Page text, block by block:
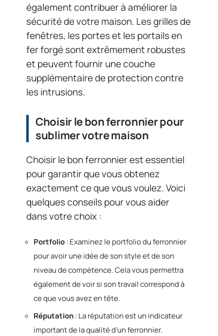
également contribuer à améliorer la
sécurité de votre maison. Les grilles de
fenêtres, les portes et les portails en
fer forgé sont extrêmement robustes
et peuvent fournir une couche
supplémentaire de protection contre
les intrusions.
Choisir le bon ferronnier pour
sublimer votre maison
Choisir le bon ferronnier est essentiel
pour garantir que vous obtenez
exactement ce que vous voulez. Voici
quelques conseils pour vous aider
dans votre choix :
Portfolio: Examinez le portfolio du ferronnier
pour avoir une idée de son style et de son
niveau de compétence. Cela vous permettra
également de voir si son travail correspond à
ce que vous avez en tête.
Réputation: La réputation est un indicateur
important de la qualité d’un ferronnier.